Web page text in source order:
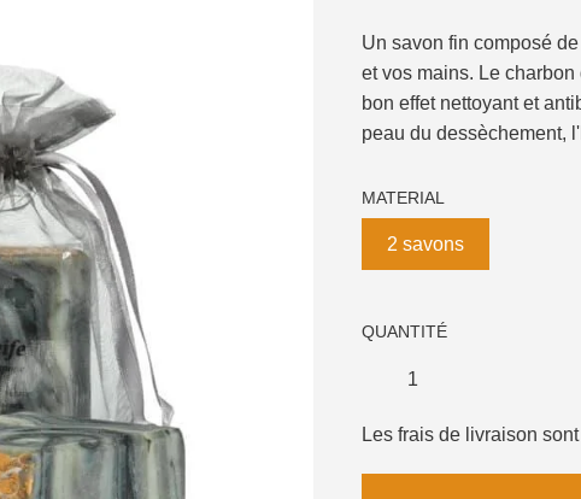
Un savon fin composé
et vos mains. Le
bon effet nettoyant et
peau du dessèchement,
MATERIAL
2 savons
QUANTITÉ
Les frais de livraison